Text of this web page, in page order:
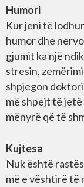
Humori
Kur jeni të
humor dhe
gjumit ka një
stresin,
shpjegon
më shpejt të jetë
mënyrë që të
Kujtesa
Nuk është
më e vështirë të